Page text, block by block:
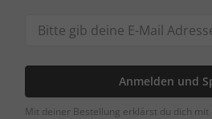
Anmelden und
Mit deiner Bestellung erklärst du dich